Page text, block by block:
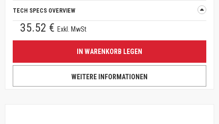
TECH SPECS OVERVIEW
35.52 € Exkl. MwSt
IN WARENKORB LEGEN
WEITERE INFORMATIONEN